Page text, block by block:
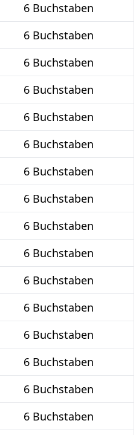
6 Buchstaben
6 Buchstaben
6 Buchstaben
6 Buchstaben
6 Buchstaben
6 Buchstaben
6 Buchstaben
6 Buchstaben
6 Buchstaben
6 Buchstaben
6 Buchstaben
6 Buchstaben
6 Buchstaben
6 Buchstaben
6 Buchstaben
6 Buchstaben